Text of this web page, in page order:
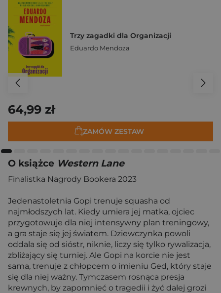
Trzy zagadki dla Organizacji
Eduardo Mendoza
64,99 zł
ZAMÓW ZESTAW
O książce Western Lane
Finalistka Nagrody Bookera 2023
Jedenastoletnia Gopi trenuje squasha od
najmłodszych lat. Kiedy umiera jej matka, ojciec
przygotowuje dla niej intensywny plan treningowy,
a gra staje się jej światem. Dziewczynka powoli
oddala się od sióstr, niknie, liczy się tylko rywalizacja,
zbliżający się turniej. Ale Gopi na korcie nie jest
sama, trenuje z chłopcem o imieniu Ged, który staje
się dla niej ważny. Tymczasem rosnąca presja
krewnych, by zapomnieć o tragedii i żyć dalej grozi